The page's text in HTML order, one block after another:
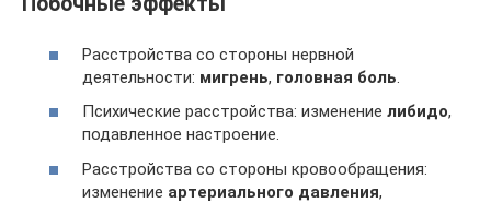
Расстройства со стороны нервной
деятельности: мигрень, головная боль.
Психические расстройства: изменение либидо,
подавленное настроение.
Расстройства со стороны кровообращения:
изменение артериального давления,